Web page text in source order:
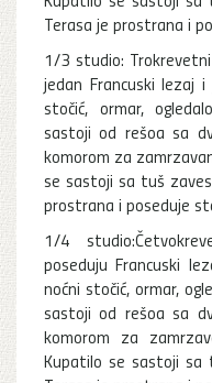
Terasa je prostrana i
1/3 studio:
jedan Francuski lezaj
stočić, ormar,
sastoji od rešoa sa
komorom za
se sastoji sa tuš
prostrana i poseduje
1/4
poseduju Francuski
noćni stočić, ormar,
sastoji od rešoa sa
komorom za
Kupatilo se sastoji sa